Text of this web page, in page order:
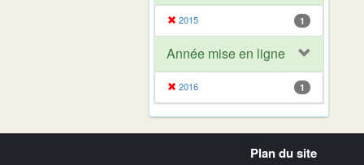
2015 1
Année mise en ligne
2016 1
Plan du site